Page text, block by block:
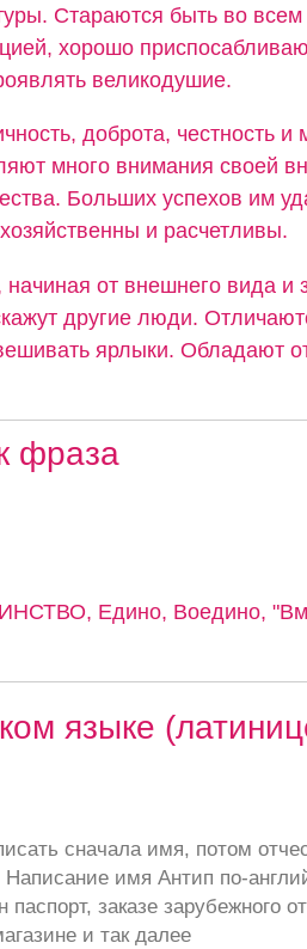
Стараются быть во всем
хорошо
великодушие.
доброта, честность
много внимания своей
Больших успехов им
и расчетливы.
от внешнего вида и
другие люди.
ярлыки. Обладают
фраза
Едино, Воедино,
языке
сначала имя, потом
имя Антип по-
заказе зарубежного
и так далее